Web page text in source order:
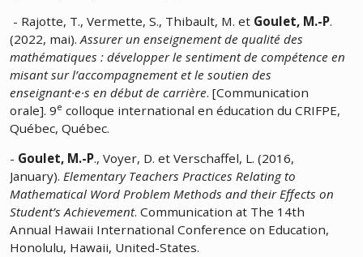
- Rajotte, T., Vermette, S., Thibault, M. et Goulet, M.-P.
(2022, mai). Assurer un enseignement de qualité des
mathématiques : développer le sentiment de compétence en
misant sur l’accompagnement et le soutien des
enseignant·e·s en début de carrière. [Communication
orale]. 9e colloque international en éducation du CRIFPE,
Québec, Québec.
- Goulet, M.-P., Voyer, D. et Verschaffel, L. (2016,
January). Elementary Teachers Practices Relating to
Mathematical Word Problem Methods and their Effects on
Student’s Achievement. Communication at The 14th
Annual Hawaii International Conference on Education,
Honolulu, Hawaii, United-States.